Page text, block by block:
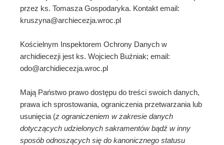
przez ks. Tomasza Gospodaryka. Kontakt email:
kruszyna@archiecezja.wroc.pl
Kościelnym Inspektorem Ochrony Danych w
archidiecezji jest ks. Wojciech Buźniak; email:
odo@archidiecezja.wroc.pl
Mają Państwo prawo dostępu do treści swoich danych,
prawa ich sprostowania, ograniczenia przetwarzania lub
usunięcia (z ograniczeniem w zakresie danych
dotyczących udzielonych sakramentów bądź w inny
sposób odnoszących się do kanonicznego statusu